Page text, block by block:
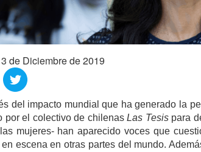
de Diciembre de 2019
del impacto mundial que ha generado la
por el colectivo de chilenas Las Tesispara
mujeres- han aparecido voces que
en escena en otras partes del mundo.